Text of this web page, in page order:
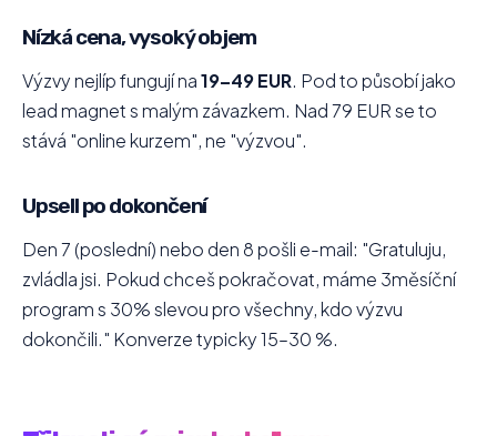
Nízká cena, vysoký objem
Výzvy nejlíp fungují na19–49 EUR. Pod to působí jako
lead magnet s malým závazkem. Nad 79 EUR se to
stává "online kurzem", ne "výzvou".
Upsell po dokončení
Den 7 (poslední) nebo den 8 pošli e-mail: "Gratuluju,
zvládla jsi. Pokud chceš pokračovat, máme 3měsíční
program s 30% slevou pro všechny, kdo výzvu
dokončili." Konverze typicky 15–30 %.